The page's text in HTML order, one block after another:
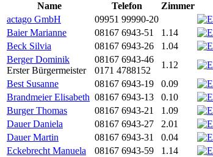
Name
Telefon Zimmer
actago GmbH
09951 99990-20
Baier Marianne
08167 6943-51 1.14
Beck Silvia
08167 6943-26 1.04
Berger Dominik
Erster Bürgermeister
08167 6943-46
0171 4788152
1.12
Best Susanne
08167 6943-19 0.09
Brandmeier Elisabeth 08167 6943-13 0.10
Burger Thomas
08167 6943-21 1.09
Dauer Daniela
08167 6943-27 2.01
Dauer Martin
08167 6943-31 0.04
Eckebrecht Manuela
08167 6943-59 1.14